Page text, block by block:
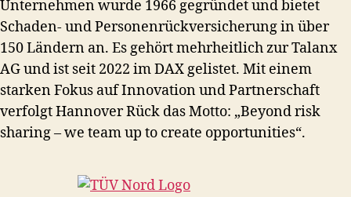
Unternehmen wurde 1966 gegründet und bietet
Schaden- und Personenrückversicherung in über
150 Ländern an. Es gehört mehrheitlich zur Talanx
AG und ist seit 2022 im DAX gelistet. Mit einem
starken Fokus auf Innovation und Partnerschaft
verfolgt Hannover Rück das Motto: „Beyond risk
sharing – we team up to create opportunities“.